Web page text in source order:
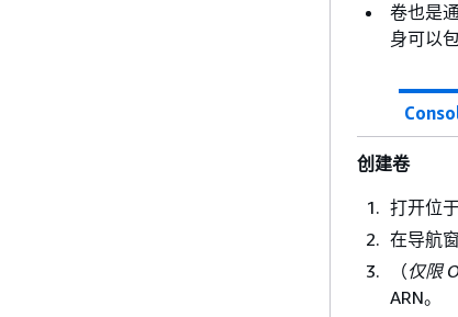
卷也是
身可以
创建卷
打开位
在导航
（仅限
ARN。